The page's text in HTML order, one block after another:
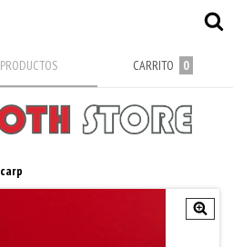
PRODUCTOS CARRITO 0